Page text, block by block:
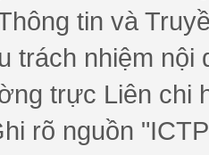
tin và
trách nhiệm nội
trực Liên chi
rõ nguồn